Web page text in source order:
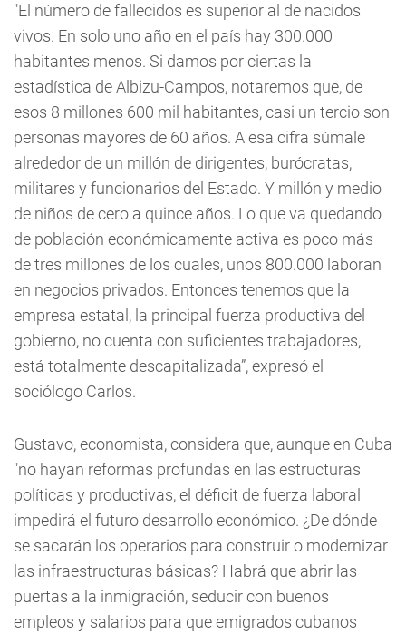
"El número de fallecidos es superior al de nacidos
vivos. En solo uno año en el país hay 300.000
habitantes menos. Si damos por ciertas la
estadística de Albizu-Campos, notaremos que, de
esos 8 millones 600 mil habitantes, casi un tercio son
personas mayores de 60 años. A esa cifra súmale
alrededor de un millón de dirigentes, burócratas,
militares y funcionarios del Estado. Y millón y medio
de niños de cero a quince años. Lo que va quedando
de población económicamente activa es poco más
de tres millones de los cuales, unos 800.000 laboran
en negocios privados. Entonces tenemos que la
empresa estatal, la principal fuerza productiva del
gobierno, no cuenta con suficientes trabajadores,
está totalmente descapitalizada”, expresó el
sociólogo Carlos.
Gustavo, economista, considera que, aunque en Cuba
"no hayan reformas profundas en las estructuras
políticas y productivas, el déficit de fuerza laboral
impedirá el futuro desarrollo económico. ¿De dónde
se sacarán los operarios para construir o modernizar
las infraestructuras básicas? Habrá que abrir las
puertas a la inmigración, seducir con buenos
empleos y salarios para que emigrados cubanos